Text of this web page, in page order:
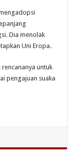
Dia menolak
Uni Eropa.
untuk
pengajuan suaka